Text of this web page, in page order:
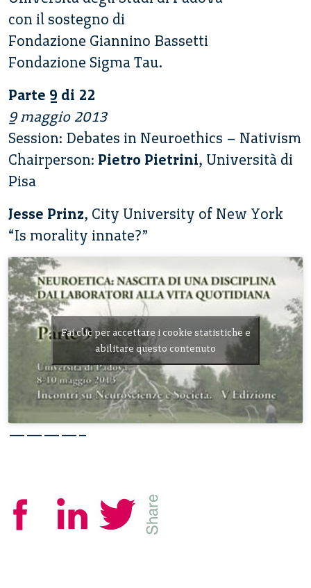
con il sostegno di
Fondazione Giannino Bassetti
Fondazione Sigma Tau.
Parte 9 di 22
9 maggio 2013
Session: Debates in Neuroethics – Nativism
Chairperson: Pietro Pietrini, Università di
Pisa
Jesse Prinz, City University of New York
“Is morality innate?”
Fai clic per accettare i cookie statistiche e
abilitare questo contenuto
————–